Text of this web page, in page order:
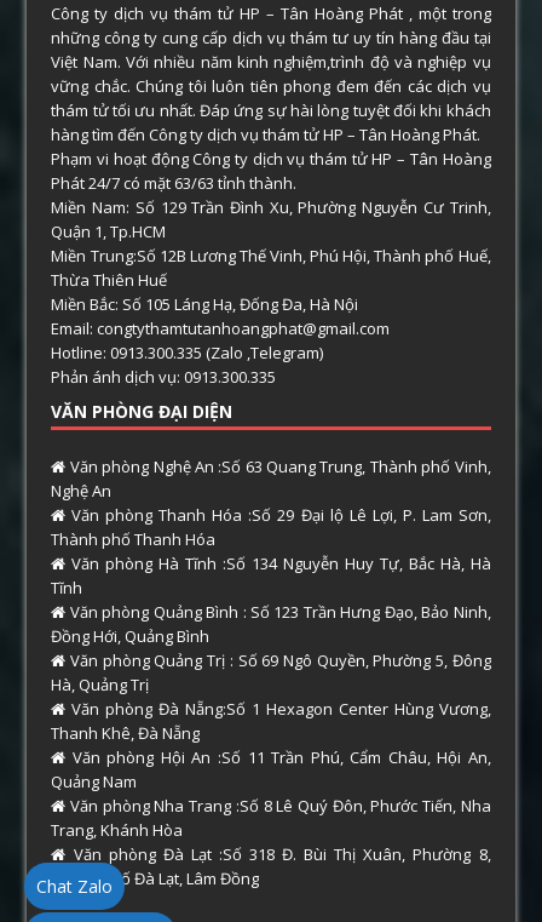
Công ty dịch vụ thám tử HP – Tân Hoàng Phát , một trong
những công ty cung cấp dịch vụ thám tư uy tín hàng đầu tại
Việt Nam. Với nhiều năm kinh nghiệm,trình độ và nghiệp vụ
vững chắc. Chúng tôi luôn tiên phong đem đến các dịch vụ
thám tử tối ưu nhất. Đáp ứng sự hài lòng tuyệt đối khi khách
hàng tìm đến Công ty dịch vụ thám tử HP – Tân Hoàng Phát.
Phạm vi hoạt động Công ty dịch vụ thám tử HP – Tân Hoàng
Phát 24/7 có mặt 63/63 tỉnh thành.
Miền Nam: Số 129 Trần Đình Xu, Phường Nguyễn Cư Trinh,
Quận 1, Tp.HCM
Miền Trung:Số 12B Lương Thế Vinh, Phú Hội, Thành phố Huế,
Thừa Thiên Huế
Miền Bắc: Số 105 Láng Hạ, Đống Đa, Hà Nội
Email: congtythamtutanhoangphat@gmail.com
Hotline: 0913.300.335 (Zalo ,Telegram)
Phản ánh dịch vụ: 0913.300.335
VĂN PHÒNG ĐẠI DIỆN
Văn phòng Nghệ An :Số 63 Quang Trung, Thành phố Vinh,
Nghệ An
Văn phòng Thanh Hóa :Số 29 Đại lộ Lê Lợi, P. Lam Sơn,
Thành phố Thanh Hóa
Văn phòng Hà Tĩnh :Số 134 Nguyễn Huy Tự, Bắc Hà, Hà
Tĩnh
Văn phòng Quảng Bình : Số 123 Trần Hưng Đạo, Bảo Ninh,
Đồng Hới, Quảng Bình
Văn phòng Quảng Trị : Số 69 Ngô Quyền, Phường 5, Đông
Hà, Quảng Trị
Văn phòng Đà Nẵng:Số 1 Hexagon Center Hùng Vương,
Thanh Khê, Đà Nẵng
Văn phòng Hội An :Số 11 Trần Phú, Cẩm Châu, Hội An,
Quảng Nam
Văn phòng Nha Trang :Số 8 Lê Quý Đôn, Phước Tiến, Nha
Trang, Khánh Hòa
Văn phòng Đà Lạt :Số 318 Đ. Bùi Thị Xuân, Phường 8,
Thành phố Đà Lạt, Lâm Đồng
Chat Zalo